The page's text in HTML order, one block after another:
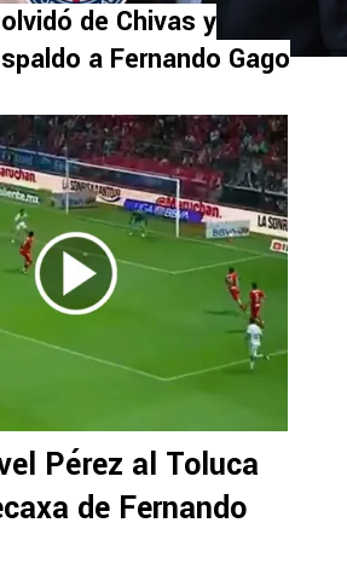
de Chivas y
a Fernando Gago
Pérez al Toluca
de Fernando